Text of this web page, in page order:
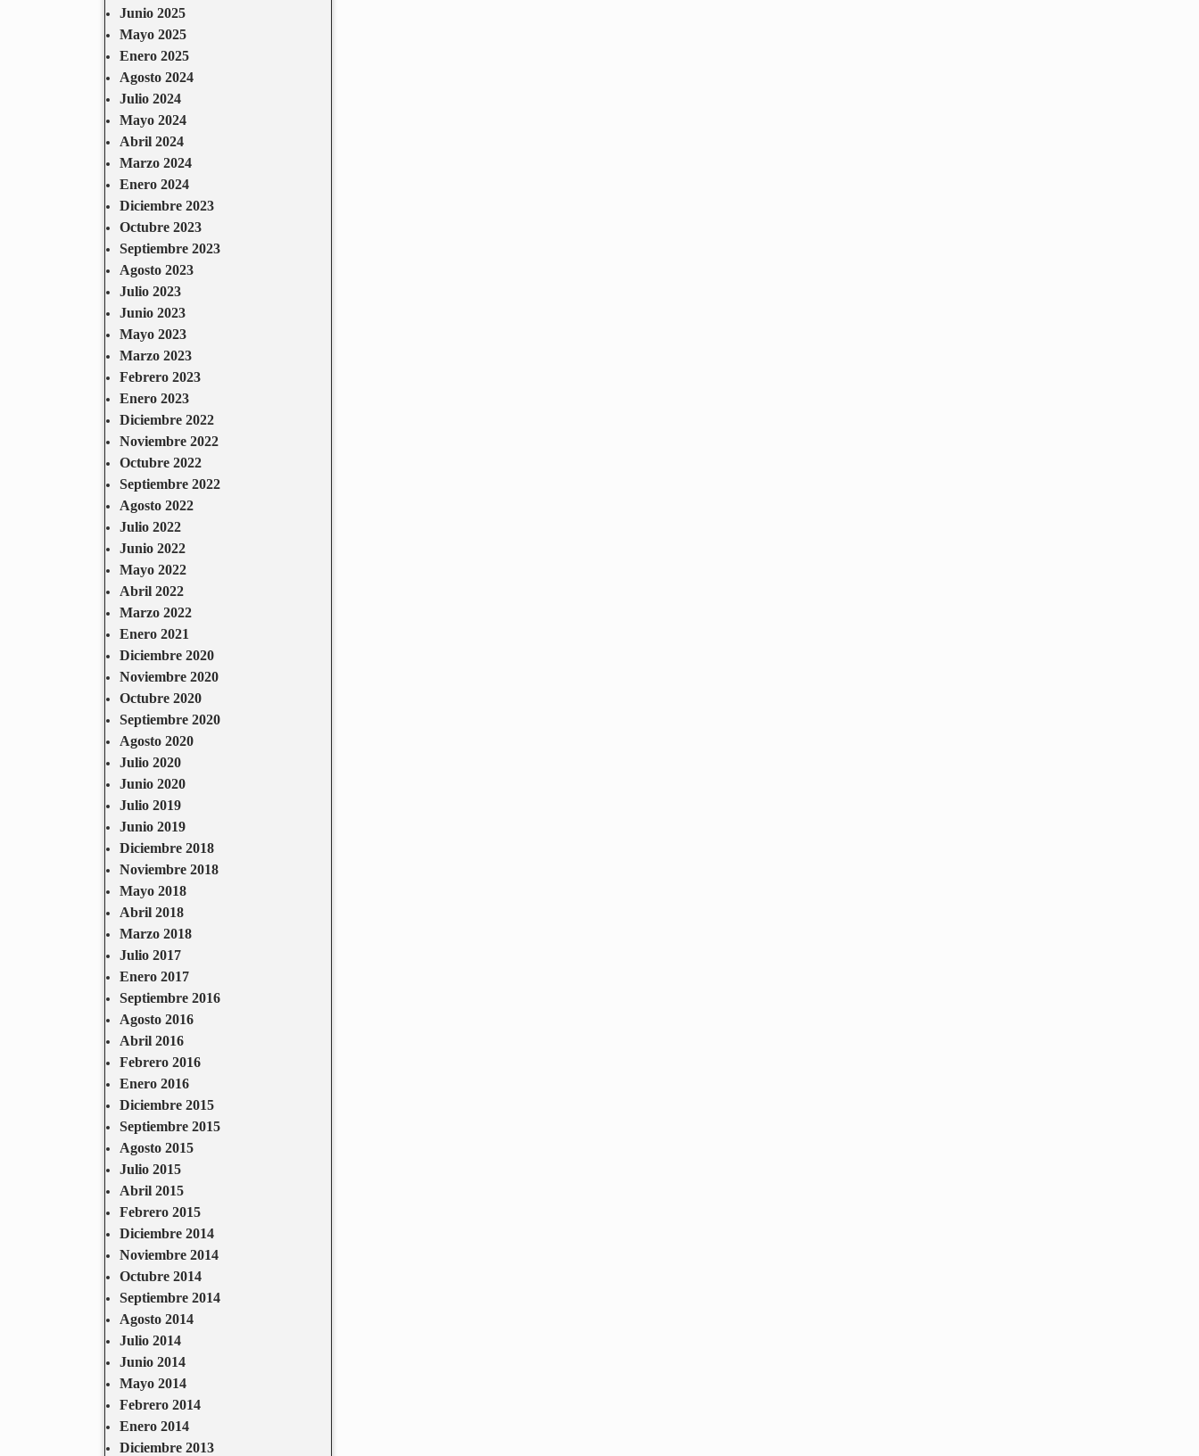
Junio 2025
Mayo 2025
Enero 2025
Agosto 2024
Julio 2024
Mayo 2024
Abril 2024
Marzo 2024
Enero 2024
Diciembre 2023
Octubre 2023
Septiembre 2023
Agosto 2023
Julio 2023
Junio 2023
Mayo 2023
Marzo 2023
Febrero 2023
Enero 2023
Diciembre 2022
Noviembre 2022
Octubre 2022
Septiembre 2022
Agosto 2022
Julio 2022
Junio 2022
Mayo 2022
Abril 2022
Marzo 2022
Enero 2021
Diciembre 2020
Noviembre 2020
Octubre 2020
Septiembre 2020
Agosto 2020
Julio 2020
Junio 2020
Julio 2019
Junio 2019
Diciembre 2018
Noviembre 2018
Mayo 2018
Abril 2018
Marzo 2018
Julio 2017
Enero 2017
Septiembre 2016
Agosto 2016
Abril 2016
Febrero 2016
Enero 2016
Diciembre 2015
Septiembre 2015
Agosto 2015
Julio 2015
Abril 2015
Febrero 2015
Diciembre 2014
Noviembre 2014
Octubre 2014
Septiembre 2014
Agosto 2014
Julio 2014
Junio 2014
Mayo 2014
Febrero 2014
Enero 2014
Diciembre 2013